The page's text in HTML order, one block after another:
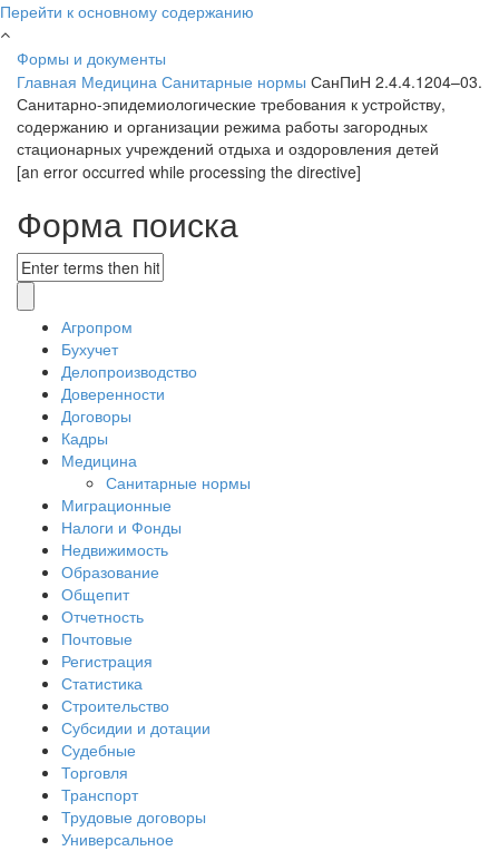
Перейти к основному содержанию
Формы и документы
Главная Медицина Санитарные нормы СанПиН 2.4.4.1204–03.
Санитарно-эпидемиологические требования к устройству,
содержанию и организации режима работы загородных
стационарных учреждений отдыха и оздоровления детей
[an error occurred while processing the directive]
Форма поиска
Агропром
Бухучет
Делопроизводство
Доверенности
Договоры
Кадры
Медицина
Санитарные нормы
Миграционные
Налоги и Фонды
Недвижимость
Образование
Общепит
Отчетность
Почтовые
Регистрация
Статистика
Строительство
Субсидии и дотации
Судебные
Торговля
Транспорт
Трудовые договоры
Универсальное